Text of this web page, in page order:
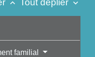
keyboard_arrow_up Tout déplier keyboard_arrow_down
familial